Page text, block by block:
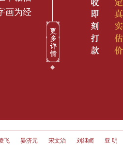
画为经
元 宋文治 刘继卣 亚 明 林散之